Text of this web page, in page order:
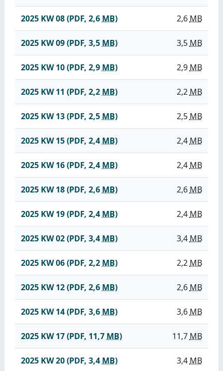
2025 KW 08(PDF, 2,6 MB) 2,6 MB
2025 KW 09(PDF, 3,5 MB) 3,5 MB
2025 KW 10(PDF, 2,9 MB) 2,9 MB
2025 KW 11 (PDF, 2,2 MB) 2,2 MB
2025 KW 13(PDF, 2,5 MB) 2,5 MB
2025 KW 15(PDF, 2,4 MB) 2,4 MB
2025 KW 16(PDF, 2,4 MB) 2,4 MB
2025 KW 18(PDF, 2,6 MB) 2,6 MB
2025 KW 19(PDF, 2,4 MB) 2,4 MB
2025 KW 02(PDF, 3,4 MB) 3,4 MB
2025 KW 06(PDF, 2,2 MB) 2,2 MB
2025 KW 12(PDF, 2,6 MB) 2,6 MB
2025 KW 14(PDF, 3,6 MB) 3,6 MB
2025 KW 17(PDF, 11,7 MB) 11,7 MB
2025 KW 20(PDF, 3,4 MB) 3,4 MB